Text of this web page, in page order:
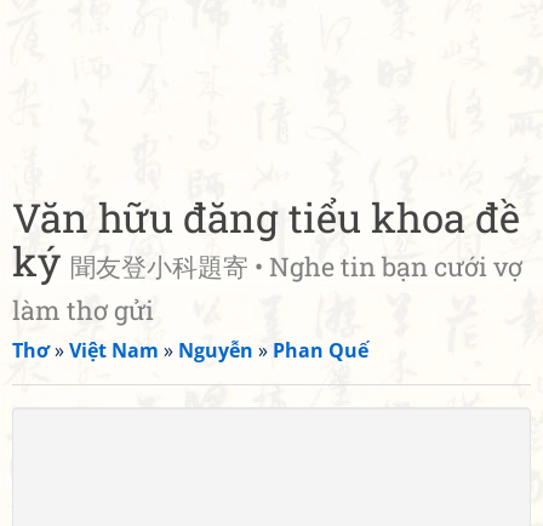
Văn hữu đăng tiểu khoa đề
ký 聞友登小科題寄 • Nghe tin bạn cưới vợ
làm thơ gửi
Thơ»Việt Nam » Nguyễn » Phan Quế